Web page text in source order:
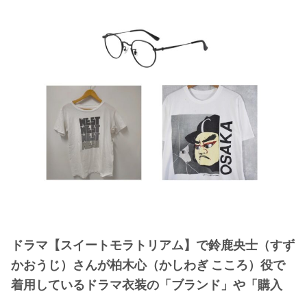
菜々緒
森七菜
吉川愛
出口夏希
・トリンドル玲奈
・深田恭子
・芳根京子
ドラマ【スイートモラトリアム】で鈴鹿央士（すず
かおうじ）さんが柏木心（かしわぎ こころ）役で
着用しているドラマ衣装の「ブランド」や「購入